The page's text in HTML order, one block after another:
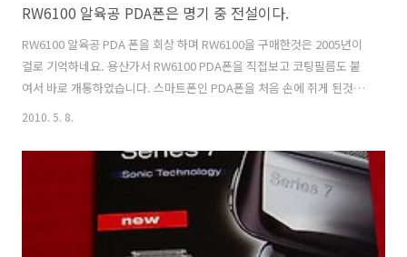
RW6100 알육공 PDA폰은 명기 중 전설이다.
RW6100 알육공 PDA 폰을 회상 하며 RW6100을 구매한것은 2005년이
걸로 기억하네요. 용산가서 RW6100 PDA폰을 직접보고 코팅필름도 붙
여서 바로 개통하였습니다. 스마트폰인 PDA폰을 처음 손에 쥐게 된것이
실한 비서역활을 해주었죠. 심심할때는 PDA에 인코딩해둔 미드, 일드,
애니를 재미있게 보면서 시간을 때웠죠. 사진기는 전후방으로 잘찍히고
화소도 생각보다 괜찮고 해상도가 1024까지 지원되면서 큰 사진으로 찍
을 수도 있었죠. WindowCE2003의 윈도우환경에 제가 만든 Embedd
Vicual C++로 개발한 퀴즈프로그램을 넣고 구동해본 기..
2010. 5. 8.